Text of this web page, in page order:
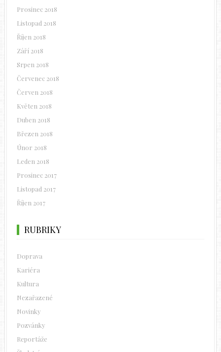
Prosinec 2018
Listopad 2018
Říjen 2018
Září 2018
Srpen 2018
Červenec 2018
Červen 2018
Květen 2018
Duben 2018
Březen 2018
Únor 2018
Leden 2018
Prosinec 2017
Listopad 2017
Říjen 2017
RUBRIKY
Doprava
Kariéra
Kultura
Nezařazené
Novinky
Pozvánky
Reportáže